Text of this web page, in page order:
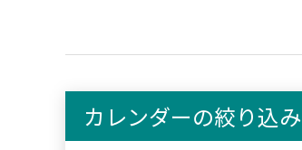
カレンダーの絞り込み